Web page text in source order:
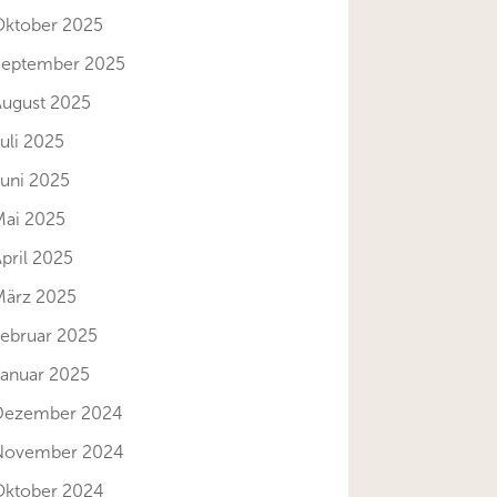
2025
2025
2025
2025
2025
2025
2025
2025
2025
2025
2024
2024
2024